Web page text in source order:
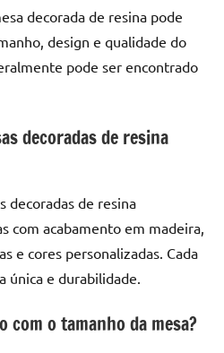
decorada de resina pode
design e qualidade do
pode ser encontrado
decoradas de resina
decoradas de resina
com acabamento em madeira,
e cores personalizadas. Cada
única e durabilidade.
com o tamanho da mesa?